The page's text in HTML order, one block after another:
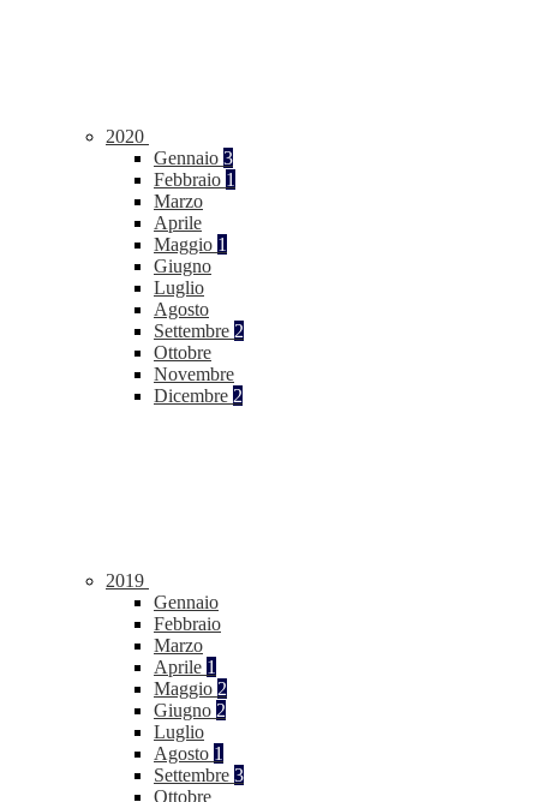
2020
Gennaio 3
Febbraio 1
Marzo
Aprile
Maggio 1
Giugno
Luglio
Agosto
Settembre 2
Ottobre
Novembre
Dicembre 2
2019
Gennaio
Febbraio
Marzo
Aprile 1
Maggio 2
Giugno 2
Luglio
Agosto 1
Settembre 3
Ottobre